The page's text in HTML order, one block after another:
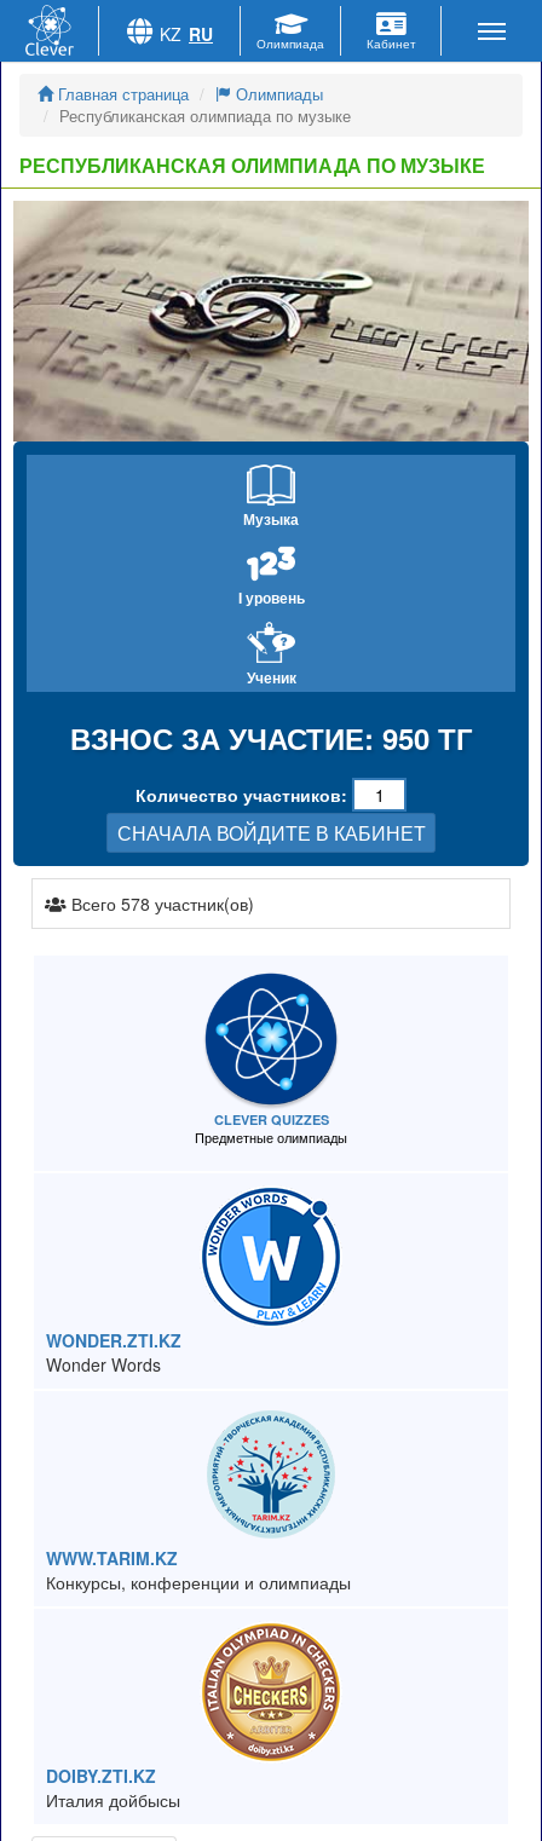
Главная страница
Олимпиады
Республиканская олимпиада по музыке
РЕСПУБЛИКАНСКАЯ ОЛИМПИАДА ПО МУЗЫКЕ
Музыка
I уровень
Ученик
ВЗНОС ЗА УЧАСТИЕ: 950 ТГ
Количество участников:
СНАЧАЛА ВОЙДИТЕ В КАБИНЕТ
Всего 578 участник(ов)
CLEVER QUIZZES
Предметные олимпиады
WONDER.ZTI.KZ
Wonder Words
WWW.TARIM.KZ
Конкурсы, конференции и олимпиады
DOIBY.ZTI.KZ
Италия дойбысы
KZ RU